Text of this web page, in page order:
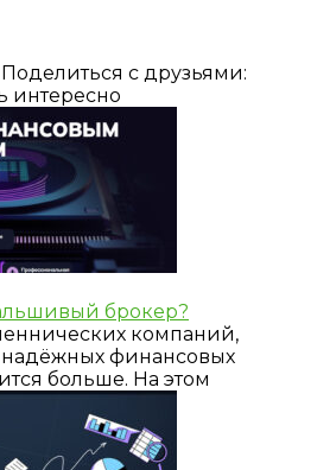
с друзьями:
интересно
брокер?
компаний,
финансовых
больше. На этом